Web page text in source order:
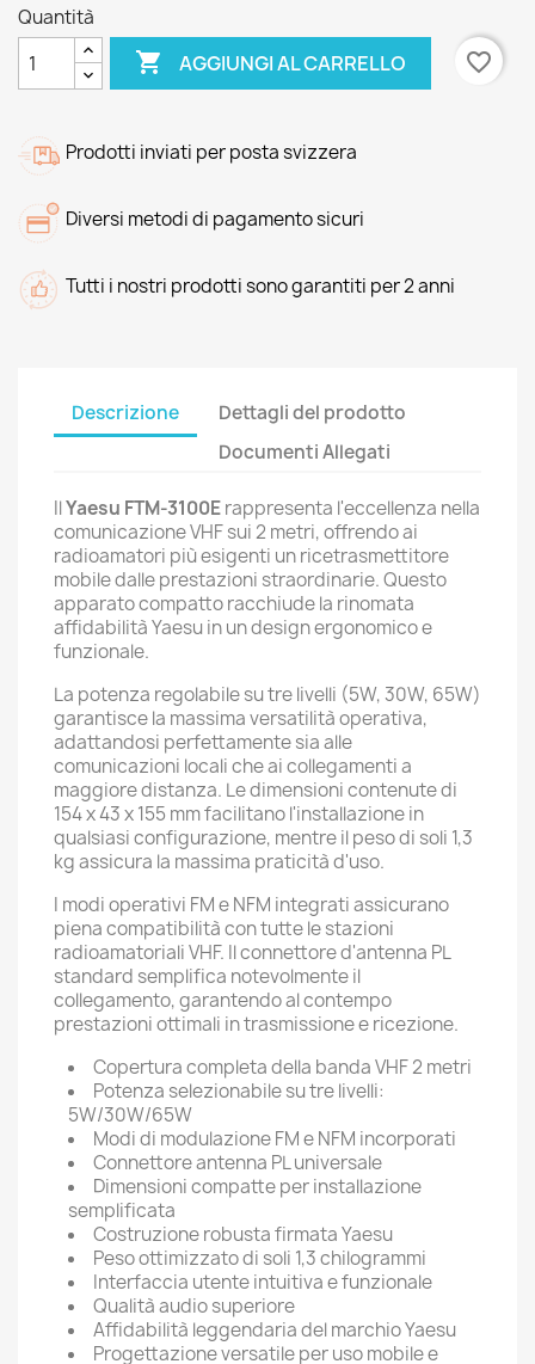
Quantità
 AGGIUNGI AL CARRELLO favorite_border
Prodotti inviati per posta svizzera
Diversi metodi di pagamento sicuri
Tutti i nostri prodotti sono garantiti per 2 anni
Descrizione
Dettagli del prodotto
Documenti Allegati
IlYaesu FTM-3100Erappresenta l'eccellenza nella
comunicazione VHF sui 2 metri, offrendo ai
radioamatori più esigenti un ricetrasmettitore
mobile dalle prestazioni straordinarie. Questo
apparato compatto racchiude la rinomata
affidabilità Yaesu in un design ergonomico e
funzionale.
La potenza regolabile su tre livelli (5W, 30W, 65W)
garantisce la massima versatilità operativa,
adattandosi perfettamente sia alle
comunicazioni locali che ai collegamenti a
maggiore distanza. Le dimensioni contenute di
154 x 43 x 155 mm facilitano l'installazione in
qualsiasi configurazione, mentre il peso di soli 1,3
kg assicura la massima praticità d'uso.
I modi operativi FM e NFM integrati assicurano
piena compatibilità con tutte le stazioni
radioamatoriali VHF. Il connettore d'antenna PL
standard semplifica notevolmente il
collegamento, garantendo al contempo
prestazioni ottimali in trasmissione e ricezione.
Copertura completa della banda VHF 2 metri
Potenza selezionabile su tre livelli:
5W/30W/65W
Modi di modulazione FM e NFM incorporati
Connettore antenna PL universale
Dimensioni compatte per installazione
semplificata
Costruzione robusta firmata Yaesu
Peso ottimizzato di soli 1,3 chilogrammi
Interfaccia utente intuitiva e funzionale
Qualità audio superiore
Affidabilità leggendaria del marchio Yaesu
Progettazione versatile per uso mobile e